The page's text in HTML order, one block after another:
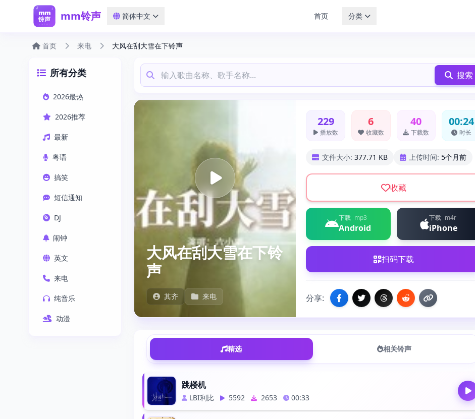
mm铃声 简体中文 首页 分类
首页 来电 大风在刮大雪在下铃声
所有分类
2026最热
2026推荐
最新
粤语
搞笑
短信通知
DJ
闹钟
英文
来电
纯音乐
动漫
搜索
大风在刮大雪在下铃
声
其齐 来电
229
播放数
6
收藏数
40
下载数
00:24
时长
文件大小: 377.71 KB 上传时间: 5个月前
收藏
下载 mp3
Android
下载 m4r
iPhone
扫码下载
分享:
精选 相关铃声
跳楼机
LBI利比 5592 2653 00:33